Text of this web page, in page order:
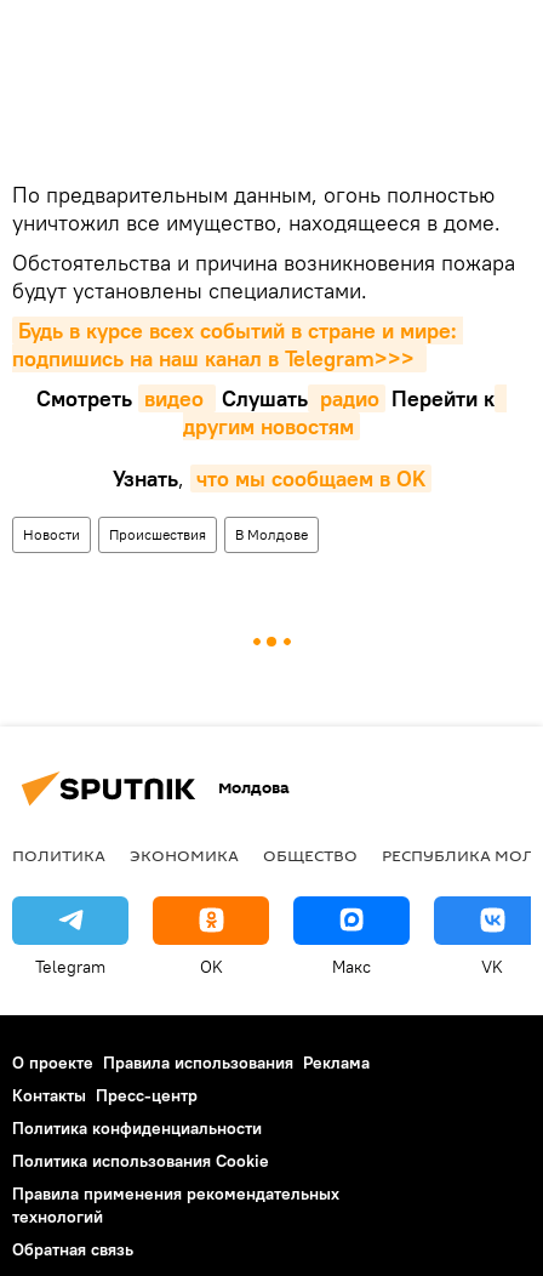
По предварительным данным, огонь полностью
уничтожил все имущество, находящееся в доме.
Обстоятельства и причина возникновения пожара
будут установлены специалистами.
Будь в курсе всех событий в стране и мире:
подпишись на наш канал в Telegram>>>
Смотреть видео Cлушать радио Перейти к
другим новостям
Узнать, что мы сообщаем в OK
Новости Происшествия В Молдове
Молдова
ПОЛИТИКА ЭКОНОМИКА ОБЩЕСТВО РЕСПУБЛИКА
Telegram OK Макс VK
О проекте Правила использования Реклама
Контакты Пресс-центр
Политика конфиденциальности
Политика использования Cookie
Правила применения рекомендательных
технологий
Обратная связь